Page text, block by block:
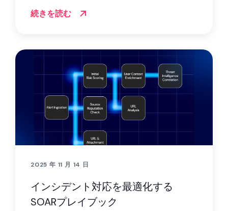
続きを読む
2025 年 11 月 14 日
インシデント対応を最適化する
SOARプレイブック